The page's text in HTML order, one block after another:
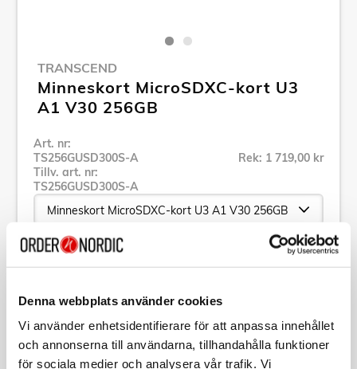
Denna webbplats använder cookies
Vi använder enhetsidentifierare för att anpassa innehållet
och annonserna till användarna, tillhandahålla funktioner
för sociala medier och analysera vår trafik. Vi
TRANSCEND
Minneskort MicroSDXC-kort U3
A1 V30 256GB
Art. nr:
TS256GUSD300S-A
Tillv. art. nr:
TS256GUSD300S-A
Rek: 1 719,00 kr
Se alla produkter inom Transcend
Beskrivning